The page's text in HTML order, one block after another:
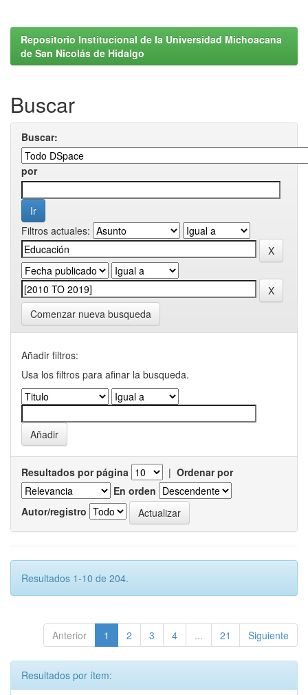
Repositorio Institucional de la Universidad Michoacana
de San Nicolás de Hidalgo
Buscar
Buscar:
por
Filtros actuales:
Comenzar nueva busqueda
Añadir filtros:
Usa los filtros para afinar la busqueda.
Resultados por página | Ordenar por
En orden
Autor/registro
Resultados 1-10 de 204.
Anterior 1 2 3 4 ... 21 Siguiente
Resultados por ítem: